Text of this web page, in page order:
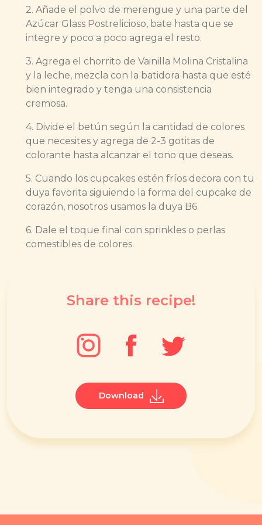
2. Añade el polvo de merengue y una parte del
Azúcar Glass Postrelicioso, bate hasta que se
integre y poco a poco agrega el resto.
3. Agrega el chorrito de Vainilla Molina Cristalina
y la leche, mezcla con la batidora hasta que esté
bien integrado y tenga una consistencia
cremosa.
4. Divide el betún según la cantidad de colores
que necesites y agrega de 2-3 gotitas de
colorante hasta alcanzar el tono que deseas.
5. Cuando los cupcakes estén fríos decora con tu
duya favorita siguiendo la forma del cupcake de
corazón, nosotros usamos la duya B6.
6. Dale el toque final con sprinkles o perlas
comestibles de colores.
Share this recipe!
Download